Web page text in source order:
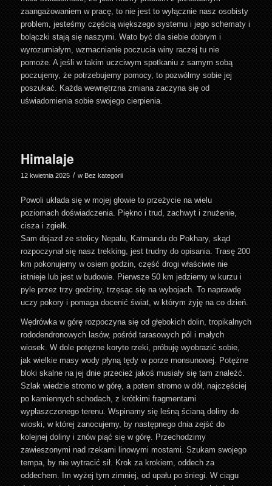
zaangażowaniem w pracę, to nie jest to wyłącznie nasz osobisty
problem, jesteśmy częścią większego systemu i jego schematy i
bolączki stają się naszymi. Wato być dla siebie dobrym i
wyrozumiałym, wzmacnianie poczucia winy raczej tu nie
pomoże. A jeśli w takim uczciwym spotkaniu z samym sobą
poczujemy, że potrzebujemy pomocy, to pozwólmy sobie jej
poszukać. Każda wewnętrzna zmiana zaczyna się od
uświadomienia sobie swojego cierpienia.
Himalaje
12 kwietnia 2025 / w Bez kategorii
Powoli układa się w mojej głowie to przeżycie na wielu
poziomach doświadczenia. Piękno i trud, zachwyt i znużenie,
cisza i zgiełk.
Sam dojazd ze stolicy Nepalu, Katmandu do Pokhary, skąd
rozpoczynał się nasz trekking, jest trudny do opisania. Trasę 200
km pokonujemy w osiem godzin, część drogi właściwie nie
istnieje lub jest w budowie. Pierwsze 50 km jedziemy w kurzu i
pyle przez trzy godziny, trzęsąc się na wybojach. To naprawdę
uczy pokory i pomaga docenić świat, w którym żyję na co dzień.
Wędrówka w górę rozpoczyna się od głębokich dolin, tropikalnych
rododendronowych lasów, pośród tarasowych pól i małych
wiosek. W dole potężne koryto rzeki, próbuję wyobrazić sobie,
jak wielkie masy wody płyną tędy w porze monsunowej. Potężne
bloki skalne na jej dnie przecież jakoś musiały się tam znaleźć.
Szlak wiedzie stromo w górę, a potem stromo w dół, najczęściej
po kamiennych schodach, z krótkimi fragmentami
wypłaszczonego terenu. Wspinamy się leśną ścianą doliny do
wioski, w której zanocujemy, by następnego dnia zejść do
kolejnej doliny i znów piąć się w górę. Przechodzimy
zawieszonymi nad rzekami linowymi mostami. Szukam swojego
tempa, by nie wytracić sił. Krok za krokiem, oddech za
oddechem. Im wyżej tym zimniej, od upału po śniegi. W ciągu